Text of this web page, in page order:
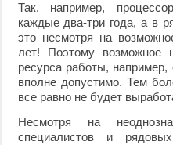
Так, например,
каждые два-три года, а в
это несмотря на
лет! Поэтому возможное
ресурса работы,
вполне допустимо. Тем
все равно не будет
Несмотря на
специалистов и